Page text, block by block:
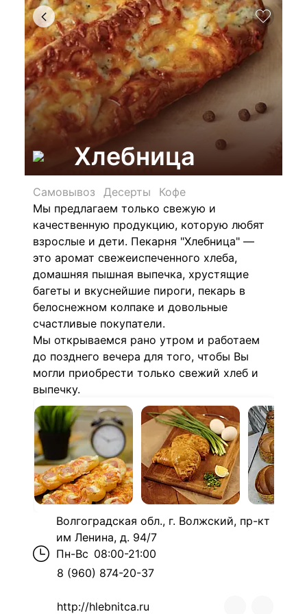
Хлебница
Самовывоз Десерты
Кофе
Мы предлагаем только свежую и
качественную продукцию, которую любят
взрослые и дети. Пекарня "Хлебница" —
это аромат свежеиспеченного хлеба,
домашняя пышная выпечка, хрустящие
багеты и вкуснейшие пироги, пекарь в
белоснежном колпаке и довольные
счастливые покупатели.
Мы открываемся рано утром и работаем
до позднего вечера для того, чтобы Вы
могли приобрести только свежий хлеб и
выпечку.
Волгоградская обл., г. Волжский, пр-кт
им Ленина, д. 94/7
Пн-Вс 08:00-21:00
8 (960) 874-20-37
http://hlebnitca.ru